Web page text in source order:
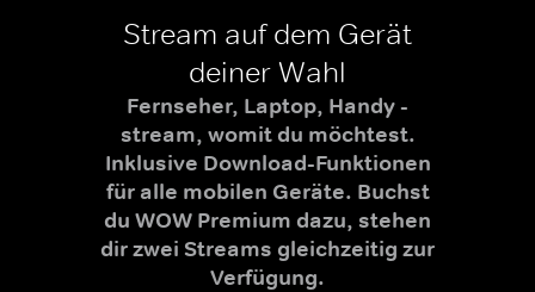
Stream auf dem Gerät
deiner Wahl
Fernseher, Laptop, Handy -
stream, womit du möchtest.
Inklusive Download-Funktionen
für alle mobilen Geräte. Buchst
du WOW Premium dazu, stehen
dir zwei Streams gleichzeitig zur
Verfügung.